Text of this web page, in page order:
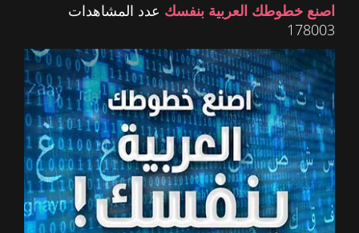
اصنع خطوطك العربية بنفسك عدد المشاهدات
178003